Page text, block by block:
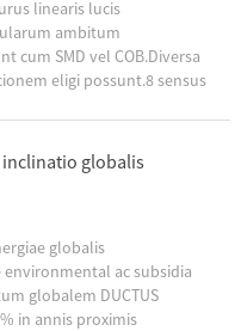
linearis lucis
ambitum
cum SMD vel COB.Diversa
eligi possunt.8 sensus
globalis
globalis
ac subsidia
globalem DUCTUS
in annis proximis